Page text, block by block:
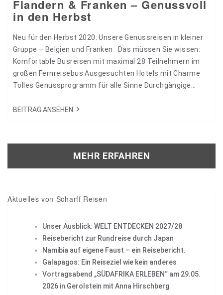
Flandern & Franken – Genussvoll
in den Herbst
Neu für den Herbst 2020: Unsere Genussreisen in kleiner
Gruppe – Belgien und Franken Das müssen Sie wissen:
Komfortable Busreisen mit maximal 28 Teilnehmern im
großen Fernreisebus Ausgesuchten Hotels mit Charme
Tolles Genussprogramm für alle Sinne Durchgängige
Mitarbeiter Wir möchten Sie mit diesen Reisen so richtig
ausgesuchten Hotels, in beiden…
BEITRAG ANSEHEN
MEHR ERFAHREN
Aktuelles von Scharff Reisen
Unser Ausblick: WELT ENTDECKEN 2027/28
Reisebericht zur Rundreise durch Japan
Namibia auf eigene Faust – ein Reisebericht.
Galapagos: Ein Reiseziel wie kein anderes
Vortragsabend „SÜDAFRIKA ERLEBEN“ am 29.05.
2026 in Gerolstein mit Anna Hirschberg